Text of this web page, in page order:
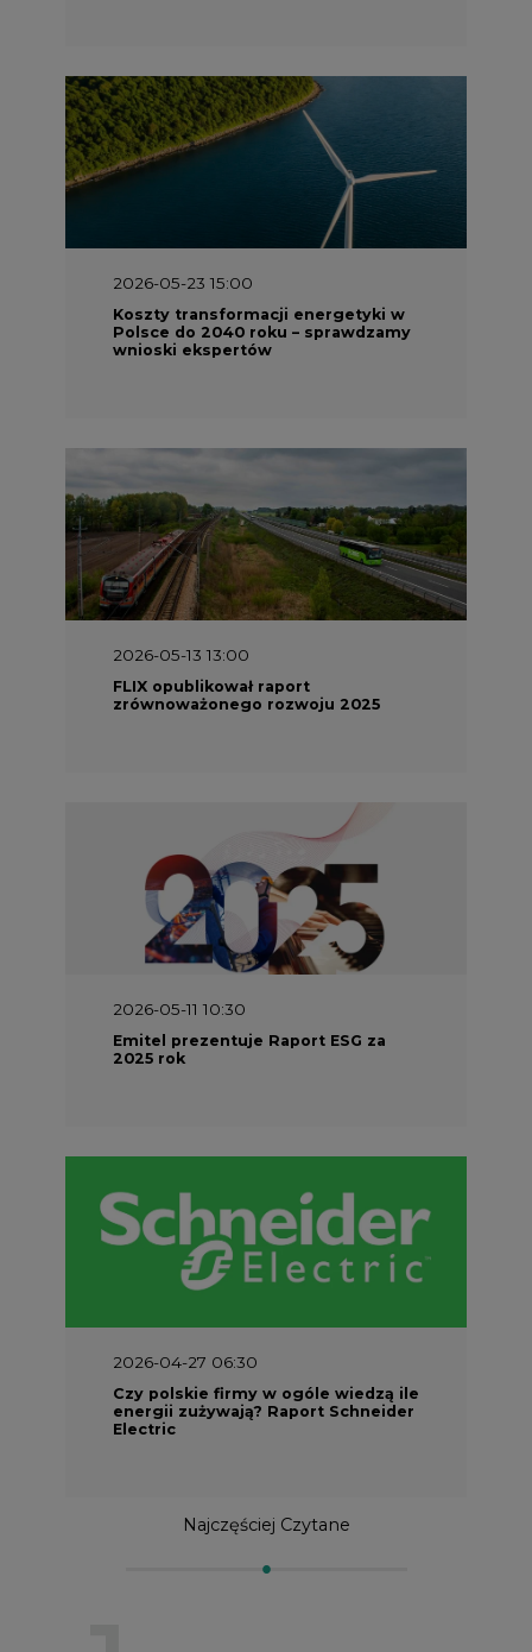
2026-05-23 15:00
Koszty transformacji energetyki w
Polsce do 2040 roku – sprawdzamy
wnioski ekspertów
2026-05-13 13:00
FLIX opublikował raport
zrównoważonego rozwoju 2025
2026-05-11 10:30
Emitel prezentuje Raport ESG za
2025 rok
2026-04-27 06:30
Czy polskie firmy w ogóle wiedzą ile
energii zużywają? Raport Schneider
Electric
Najczęściej Czytane